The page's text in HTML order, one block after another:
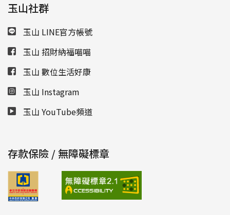
玉山社群
玉山 LINE官方帳號
玉山 招財納福喵喵
玉山 數位生活好康
玉山 Instagram
玉山 YouTube頻道
存款保險 / 無障礙標章